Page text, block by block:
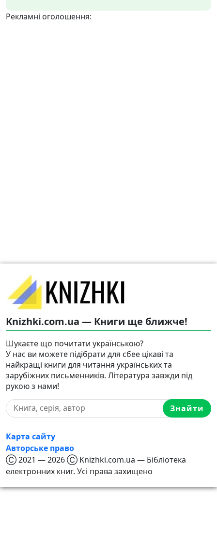
Рекламні оголошення:
Knizhki.com.ua — Книги ще ближче!
Шукаєте що почитати українською?
У нас ви можете підібрати для сбее цікаві та
найкращі книги для читання українських та
зарубіжних письменників. Література завжди під
рукою з нами!
Знайти
Карта сайту
Авторське право
Ⓒ 2021 — 2026 Ⓒ Knizhki.com.ua — Бібліотека
електронних книг. Усі права захищено